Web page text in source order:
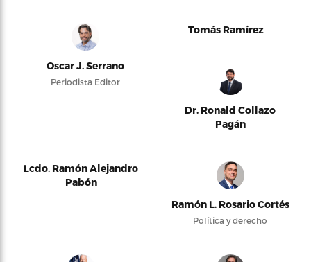
Oscar J. Serrano
Periodista Editor
Tomás Ramírez
Dr. Ronald Collazo
Pagán
Lcdo. Ramón Alejandro
Pabón
Ramón L. Rosario Cortés
Política y derecho